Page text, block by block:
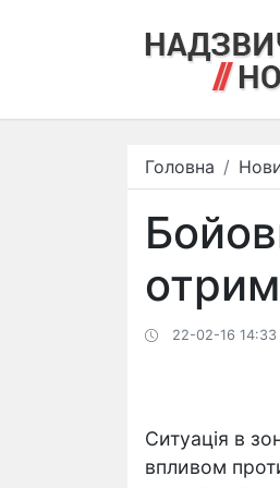
Головна
22-02-16 14:33
Ситуація в
впливом